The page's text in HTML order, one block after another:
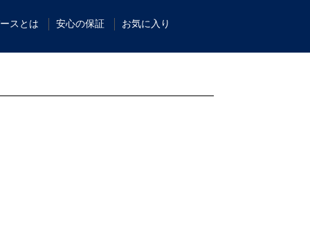
スとは 安心の保証 お気に入り